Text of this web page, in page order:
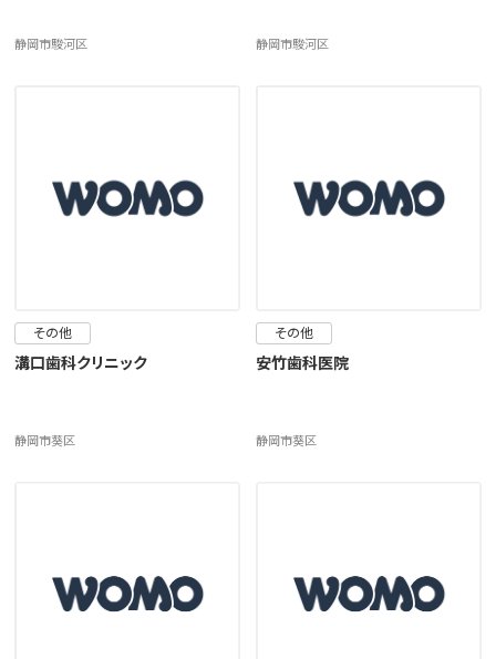
静岡市駿河区 静岡市駿河区
その他
溝口歯科クリニック
静岡市葵区
その他
安竹歯科医院
静岡市葵区